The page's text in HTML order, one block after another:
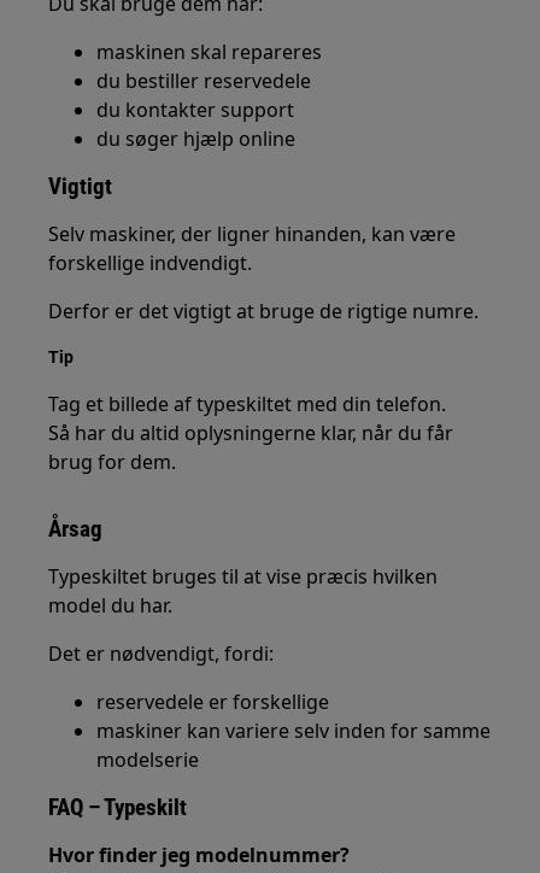
maskinen skal repareres
du bestiller reservedele
du kontakter support
du søger hjælp online
Vigtigt
Selv maskiner, der ligner hinanden, kan være
forskellige indvendigt.
Derfor er det vigtigt at bruge de rigtige numre.
Tip
Tag et billede af typeskiltet med din telefon.
Så har du altid oplysningerne klar, når du får
brug for dem.
Årsag
Typeskiltet bruges til at vise præcis hvilken
model du har.
Det er nødvendigt, fordi:
reservedele er forskellige
maskiner kan variere selv inden for samme
modelserie
FAQ – Typeskilt
Hvor finder jeg modelnummer?